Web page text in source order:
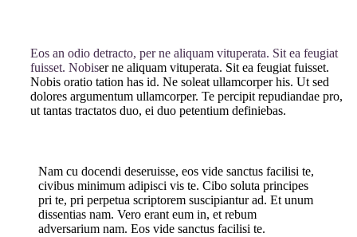
Eos an odio detracto, per ne aliquam vituperata. Sit ea feugiat
fuisset. Nobiser ne aliquam vituperata. Sit ea feugiat fuisset.
Nobis oratio tation has id. Ne soleat ullamcorper his. Ut sed
dolores argumentum ullamcorper. Te percipit repudiandae pro,
ut tantas tractatos duo, ei duo petentium definiebas.
Nam cu docendi deseruisse, eos vide sanctus facilisi te,
civibus minimum adipisci vis te. Cibo soluta principes
pri te, pri perpetua scriptorem suscipiantur ad. Et unum
dissentias nam. Vero erant eum in, et rebum
adversarium nam. Eos vide sanctus facilisi te.